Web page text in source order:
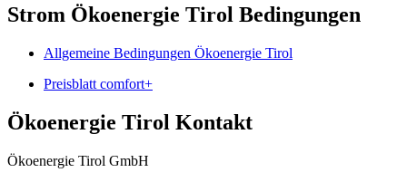
Strom Ökoenergie Tirol Bedingungen
Allgemeine Bedingungen Ökoenergie Tirol
Preisblatt comfort+
Ökoenergie Tirol Kontakt
Ökoenergie Tirol GmbH